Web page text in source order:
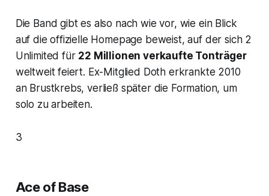
Die Band gibt es also nach wie vor, wie ein Blick
auf die offizielle Homepage beweist, auf der sich 2
Unlimited für 22 Millionen verkaufte Tonträger
weltweit feiert. Ex-Mitglied Doth erkrankte 2010
an Brustkrebs, verließ später die Formation, um
solo zu arbeiten.
3
Ace of Base